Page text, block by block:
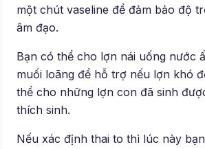
một chút vaseline để đảm bảo độ
âm đạo.
Bạn có thể cho lợn nái uống nước
muối loãng để hỗ trợ nếu lợn khó
thể cho những lợn con đã sinh
thích sinh.
Nếu xác định thai to thì lúc này